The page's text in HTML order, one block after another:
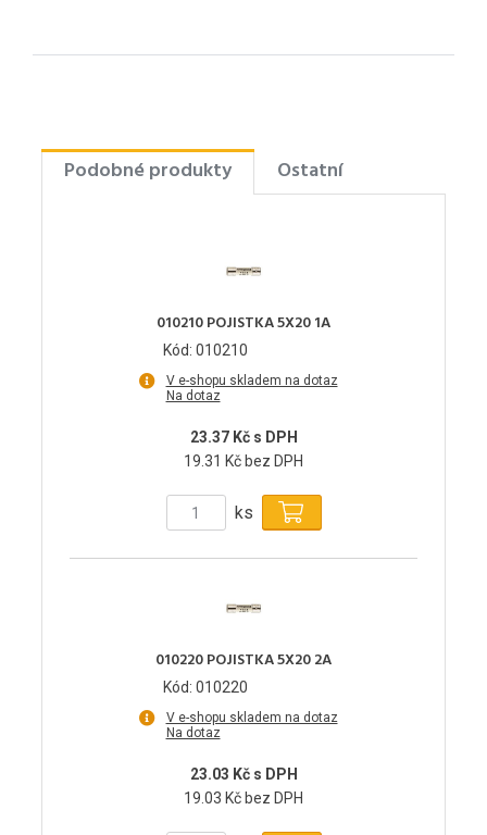
Podobné produkty Ostatní
010210 POJISTKA 5X20 1A
Kód: 010210
V e-shopu skladem na dotaz
Na dotaz
23.37 Kč s DPH
19.31 Kč bez DPH
ks
010220 POJISTKA 5X20 2A
Kód: 010220
V e-shopu skladem na dotaz
Na dotaz
23.03 Kč s DPH
19.03 Kč bez DPH